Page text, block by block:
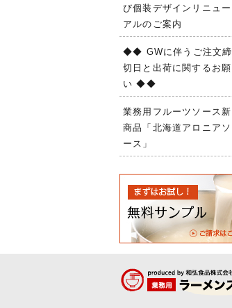
び個装デザインリニュー
アルのご案内
◆◆ GWに伴うご注文締
切日と出荷に関するお願
い ◆◆
業務用フルーツソース新
商品「北海道アロニアソ
ース」